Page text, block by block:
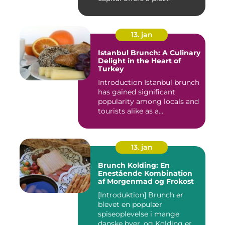
13. jan
Istanbul Brunch: A Culinary
Delight in the Heart of
Turkey
Introduction Istanbul brunch
has gained significant
popularity among locals and
tourists alike as a...
13. jan
Brunch Kolding: En
Enestående Kombination
af Morgenmad og Frokost
[Introduktion] Brunch er
blevet en populær
spiseoplevelse i mange